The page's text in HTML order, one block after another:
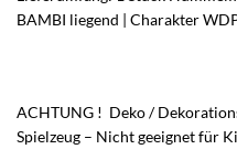
BAMBI liegend | Charakter
ACHTUNG ! Deko /
Spielzeug – Nicht geeignet für